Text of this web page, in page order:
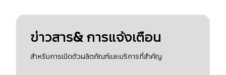
ข่าวสาร& การแจ้งเตือน
สำหรับการเปิดตัวผลิตภัณฑ์และบริการที่สำคัญ